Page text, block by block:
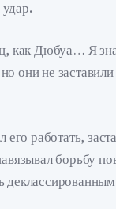
как Дюбуа… Я
они не
работать,
борьбу